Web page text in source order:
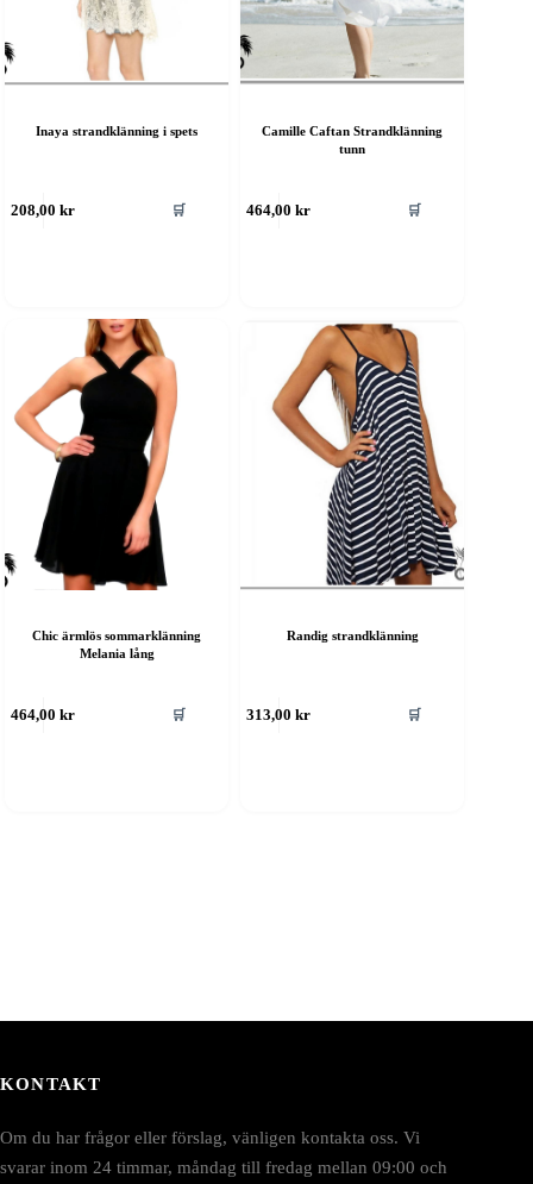
Inaya strandklänning i spets
208,00kr 🛒
Camille Caftan Strandklänning
tunn
464,00kr 🛒
Chic ärmlös sommarklänning
Melania lång
464,00kr 🛒
Randig strandklänning
313,00kr 🛒
KONTAKT
Om du har frågor eller förslag, vänligen kontakta oss. Vi
svarar inom 24 timmar, måndag till fredag mellan 09:00 och